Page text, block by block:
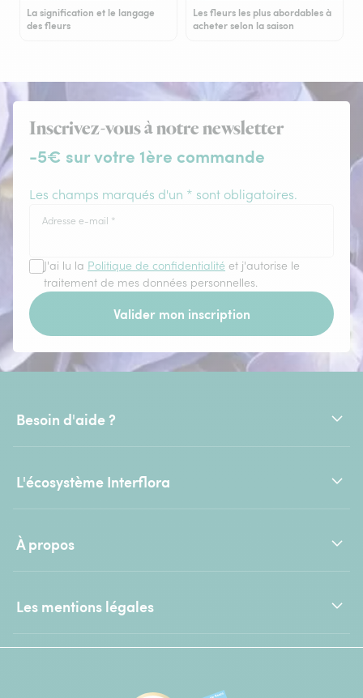
La signification et le langage
des fleurs
Les fleurs les plus abordables à
acheter selon la saison
Inscrivez-vous à notre newsletter
-5€ sur votre 1ère commande
Les champs marqués d'un * sont obligatoires.
Adresse e-mail *
J'ai lu la Politique de confidentialité et j'autorise le
traitement de mes données personnelles.
Valider mon inscription
Besoin d'aide ?
L'écosystème Interflora
À propos
Les mentions légales